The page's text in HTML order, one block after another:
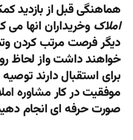
هماهنگی قبل از بازدید
املاکوخریداران انها می
دیگر فرصت مرتب کردن
خواهند داشت واز لحاظ
برای استقبال دارند
موفقیت در کارمشاوره
صورت حرفه ای انجام